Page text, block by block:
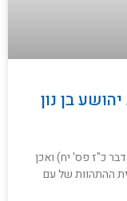
בן נון
כ"ז פס' יח) ואכן
ההתהוות של עם